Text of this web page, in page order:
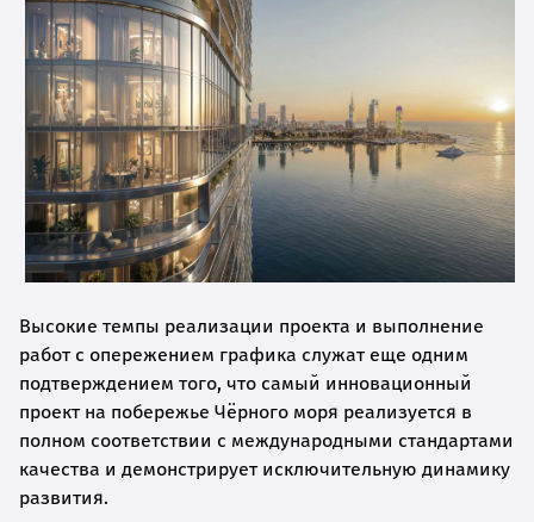
Высокие темпы реализации проекта и выполнение
работ с опережением графика служат еще одним
подтверждением того, что самый инновационный
проект на побережье Чёрного моря реализуется в
полном соответствии с международными стандартами
качества и демонстрирует исключительную динамику
развития.